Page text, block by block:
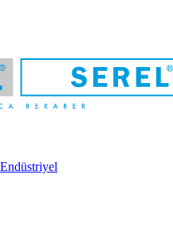
Endüstriyel